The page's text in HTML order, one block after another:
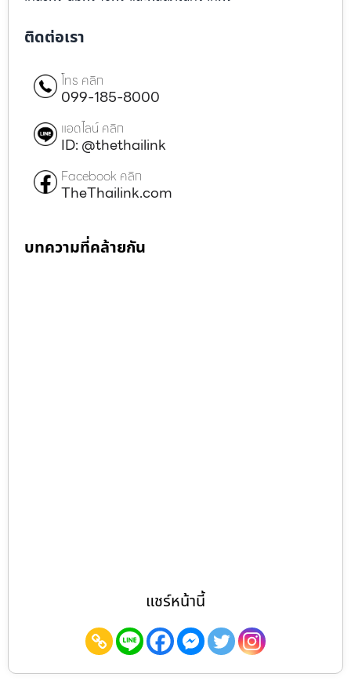
ติดต่อเรา
โทร คลิก
099-185-8000
แอดไลน์ คลิก
ID: @thethailink
Facebook คลิก
TheThailink.com
บทความที่คล้ายกัน
แชร์หน้านี้